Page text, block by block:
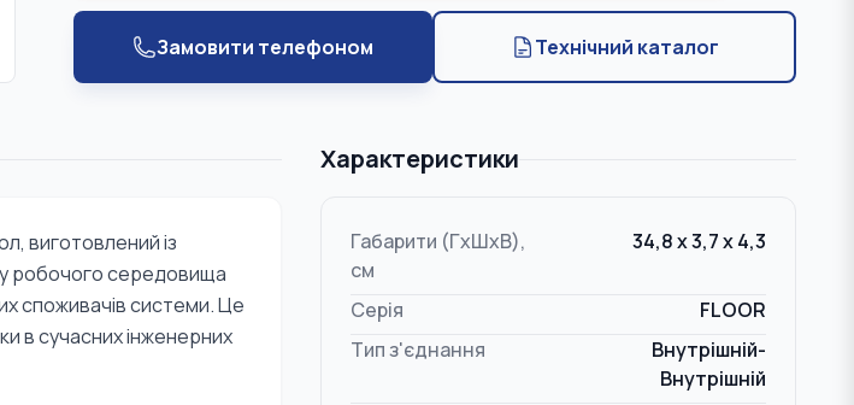
Замовити телефоном Технічний каталог
виготовлений із
робочого середовища
споживачів системи. Це
в сучасних інженерних
Характеристики
Габарити (ГxШxВ),
см
34,8 x 3,7 x 4,3
Серія
FLOOR
Тип з'єднання
Внутрішній-
Внутрішній